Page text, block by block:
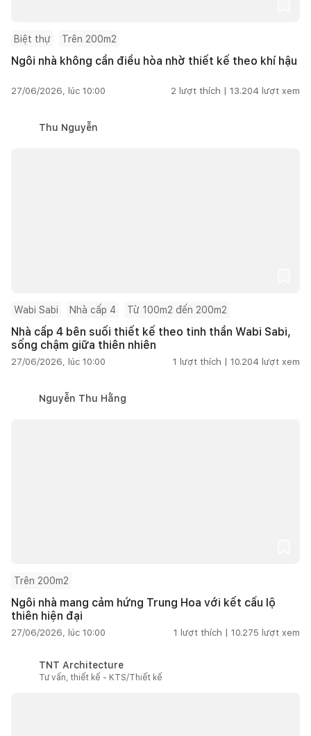
Biệt thự Trên 200m2
Ngôi nhà không cần điều hòa nhờ thiết kế theo khí hậu
27/06/2026, lúc 10:00 2 lượt thích | 13.204 lượt xem
Thu Nguyễn
Wabi Sabi Nhà cấp 4 Từ 100m2 đến 200m2
Nhà cấp 4 bên suối thiết kế theo tinh thần Wabi Sabi,
sống chậm giữa thiên nhiên
27/06/2026, lúc 10:00 1 lượt thích | 10.204 lượt xem
Nguyễn Thu Hằng
Trên 200m2
Ngôi nhà mang cảm hứng Trung Hoa với kết cấu lộ
thiên hiện đại
27/06/2026, lúc 10:00 1 lượt thích | 10.275 lượt xem
TNT Architecture
Tư vấn, thiết kế - KTS/Thiết kế